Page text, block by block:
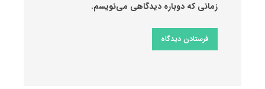
زمانی که دوباره دیدگاهی می‌نویسم.